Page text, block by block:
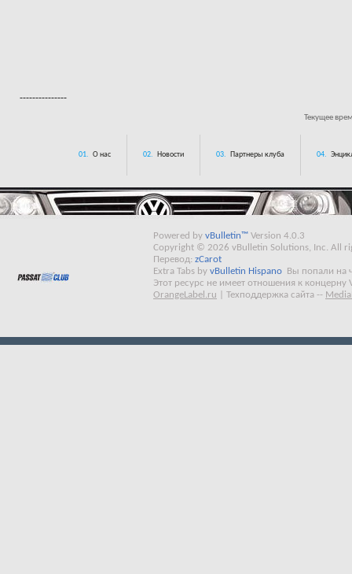
---------------
Текущее
01. О нас 02. Новости 03. Партнеры клуба 04.
Powered by vBulletin™ Version 4.0.3
Copyright © 2026 vBulletin Solutions, Inc. All
Перевод: zCarot
Extra Tabs by vBulletin Hispano
Вы попали на
Этот ресурс не имеет отношения к концерну
OrangeLabel.ru
Техподдержка сайта --